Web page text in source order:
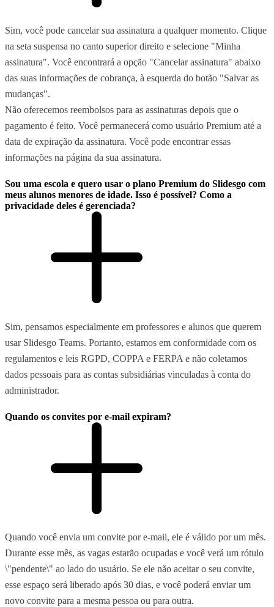
Sim, você pode cancelar sua assinatura a qualquer momento. Clique
na seta suspensa no canto superior direito e selecione "Minha
assinatura". Você encontrará a opção "Cancelar assinatura" abaixo
das suas informações de cobrança, à esquerda do botão "Salvar as
mudanças".
Não oferecemos reembolsos para as assinaturas depois que o
pagamento é feito. Você permanecerá como usuário Premium até a
data de expiração da assinatura. Você pode encontrar essas
informações na página da sua assinatura.
Sou uma escola e quero usar o plano Premium do Slidesgo com
meus alunos menores de idade. Isso é possível? Como a
privacidade deles é gerenciada?
Sim, pensamos especialmente em professores e alunos que querem
usar Slidesgo Teams. Portanto, estamos em conformidade com os
regulamentos e leis RGPD, COPPA e FERPA e não coletamos
dados pessoais para as contas subsidiárias vinculadas à conta do
administrador.
Quando os convites por e-mail expiram?
Quando você envia um convite por e-mail, ele é válido por um mês.
Durante esse mês, as vagas estarão ocupadas e você verá um rótulo
\"pendente\" ao lado do usuário. Se ele não aceitar o seu convite,
esse espaço será liberado após 30 dias, e você poderá enviar um
novo convite para a mesma pessoa ou para outra.